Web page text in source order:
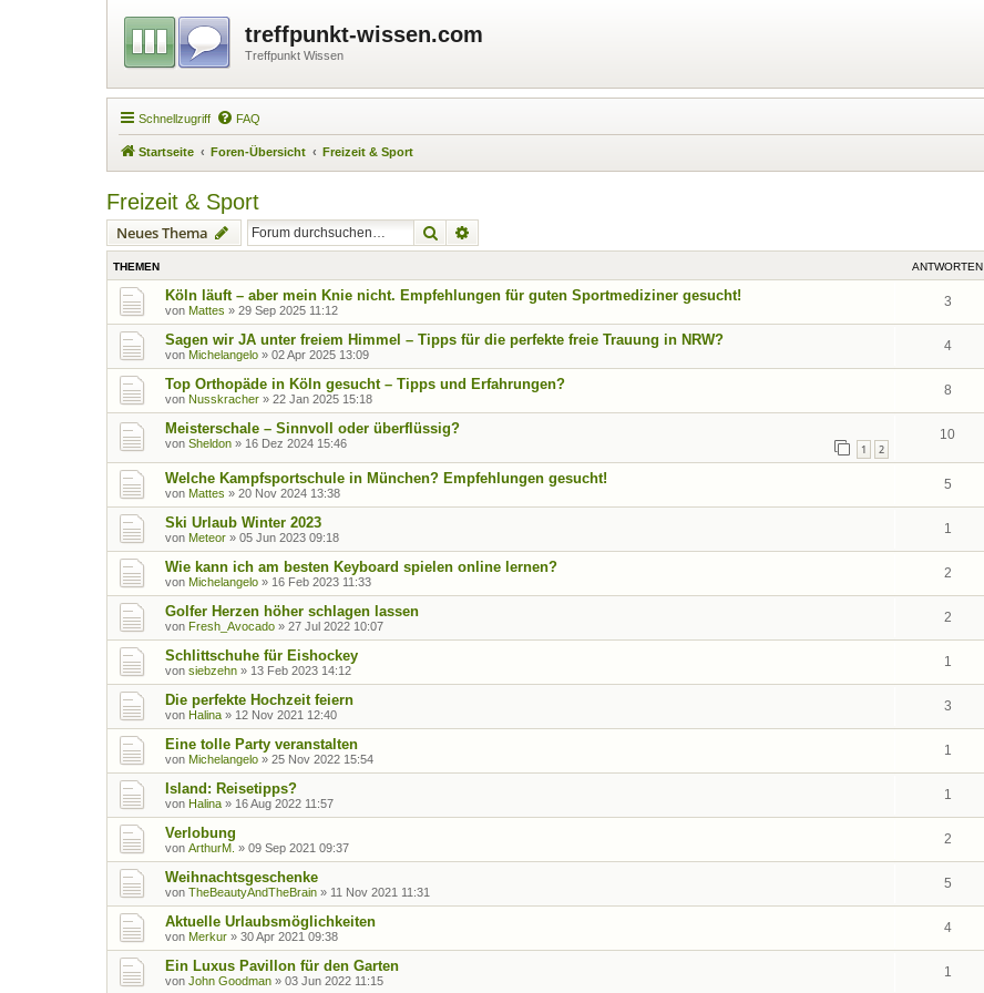
treffpunkt-wissen.com
Treffpunkt Wissen
Schnellzugriff FAQ
Startseite Foren-Übersicht Freizeit & Sport
Freizeit & Sport
Neues Thema Suche
THEMEN ANTWORTEN
Köln läuft – aber mein Knie nicht. Empfehlungen für guten Sportmediziner gesucht!
von Mattes » 29 Sep 2025 11:12
3
Sagen wir JA unter freiem Himmel – Tipps für die perfekte freie Trauung in NRW?
von Michelangelo » 02 Apr 2025 13:09
4
Top Orthopäde in Köln gesucht – Tipps und Erfahrungen?
von Nusskracher » 22 Jan 2025 15:18
8
Meisterschale – Sinnvoll oder überflüssig?
von Sheldon » 16 Dez 2024 15:46 1 2
10
Welche Kampfsportschule in München? Empfehlungen gesucht!
von Mattes » 20 Nov 2024 13:38
5
Ski Urlaub Winter 2023
von Meteor » 05 Jun 2023 09:18
1
Wie kann ich am besten Keyboard spielen online lernen?
von Michelangelo » 16 Feb 2023 11:33
2
Golfer Herzen höher schlagen lassen
von Fresh_Avocado » 27 Jul 2022 10:07
2
Schlittschuhe für Eishockey
von siebzehn » 13 Feb 2023 14:12
1
Die perfekte Hochzeit feiern
von Halina » 12 Nov 2021 12:40
3
Eine tolle Party veranstalten
von Michelangelo » 25 Nov 2022 15:54
1
Island: Reisetipps?
von Halina » 16 Aug 2022 11:57
1
Verlobung
von ArthurM. » 09 Sep 2021 09:37
2
Weihnachtsgeschenke
von TheBeautyAndTheBrain » 11 Nov 2021 11:31
5
Aktuelle Urlaubsmöglichkeiten
von Merkur » 30 Apr 2021 09:38
4
Ein Luxus Pavillon für den Garten
von John Goodman » 03 Jun 2022 11:15
1